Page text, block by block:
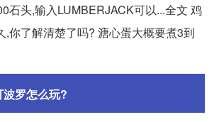
石头,输入LUMBERJACK可以...全文 鸡
,你了解清楚了吗? 溏心蛋大概要煮3到
波罗怎么玩?